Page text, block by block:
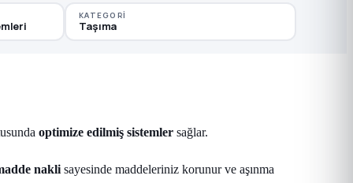
KATEGORI
Taşıma
optimize edilmiş sistemler sağlar.
nakli sayesinde maddeleriniz korunur ve aşınma